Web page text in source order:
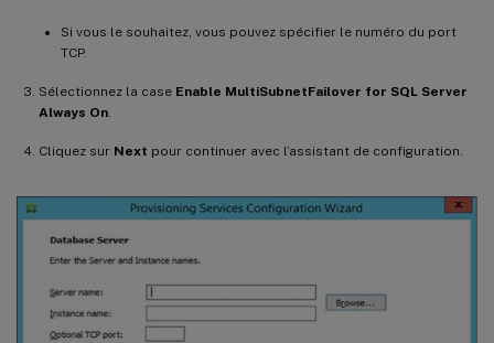
Si vous le souhaitez, vous pouvez spécifier le numéro du port
TCP.
Sélectionnez la case Enable MultiSubnetFailover for SQL Server
Always On
Cliquez sur Next pour continuer avec l’assistant de configuration.